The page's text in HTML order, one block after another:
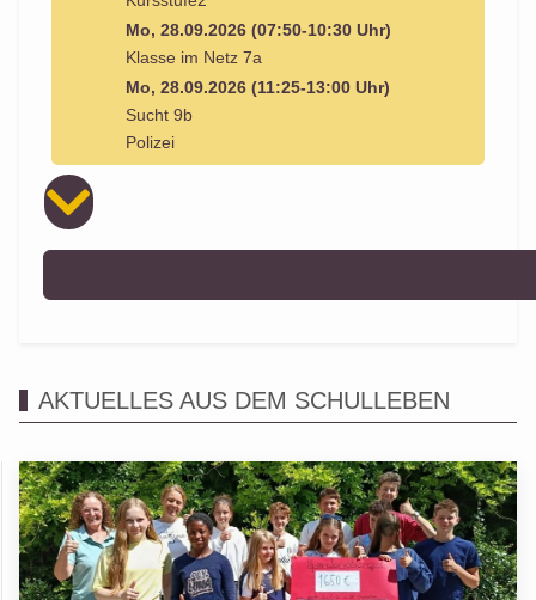
Mo, 28.09.2026 (07:50-10:30 Uhr)
Klasse im Netz 7a
Mo, 28.09.2026 (11:25-13:00 Uhr)
Sucht 9b
Polizei
AKTUELLES AUS DEM SCHULLEBEN